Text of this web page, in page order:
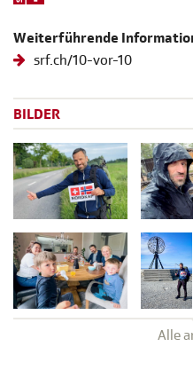
Weiterführende
srf.ch/10-vor-10
BILDER
Alle